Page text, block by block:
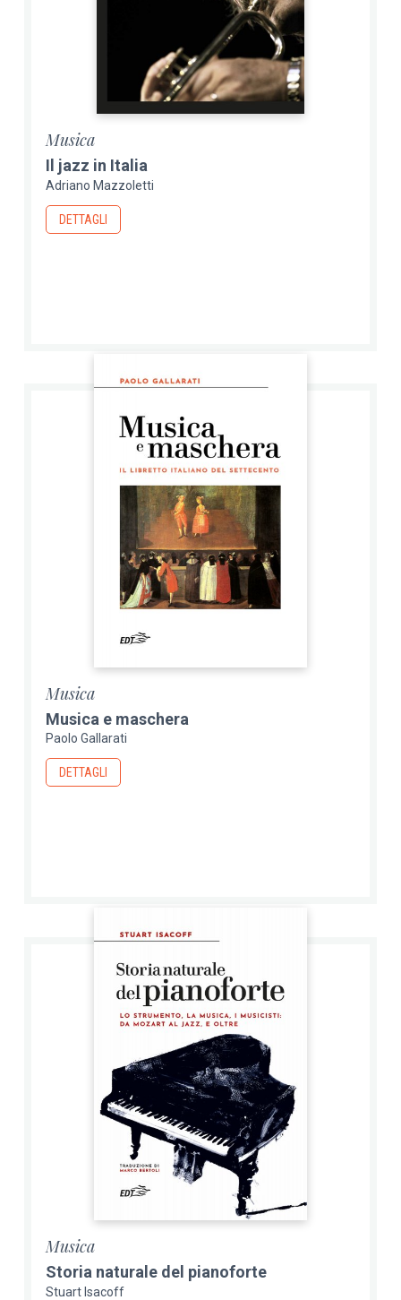
Musica
Il jazz in Italia
Adriano Mazzoletti
DETTAGLI
Musica
Musica e maschera
Paolo Gallarati
DETTAGLI
Musica
Storia naturale del pianoforte
Stuart Isacoff